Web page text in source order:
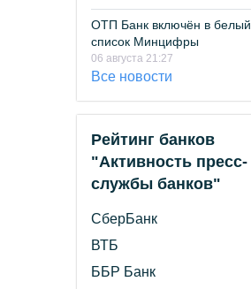
ОТП Банк включён в белый
список Минцифры
06 августа 21:27
Все новости
Рейтинг банков
"Активность пресс-
службы банков"
СберБанк
ВТБ
ББР Банк